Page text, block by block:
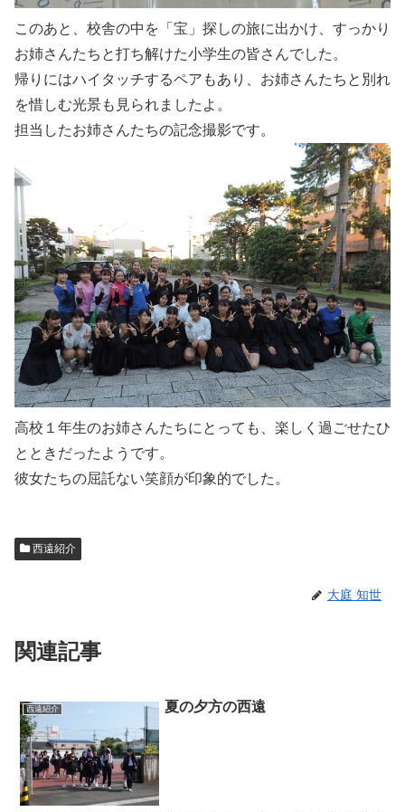
このあと、校舎の中を「宝」探しの旅に出かけ、すっかり
お姉さんたちと打ち解けた小学生の皆さんでした。
帰りにはハイタッチするペアもあり、お姉さんたちと別れ
を惜しむ光景も見られましたよ。
担当したお姉さんたちの記念撮影です。
高校１年生のお姉さんたちにとっても、楽しく過ごせたひ
とときだったようです。
彼女たちの屈託ない笑顔が印象的でした。
西遠紹介
大庭 知世
関連記事
西遠紹介 夏の夕方の西遠